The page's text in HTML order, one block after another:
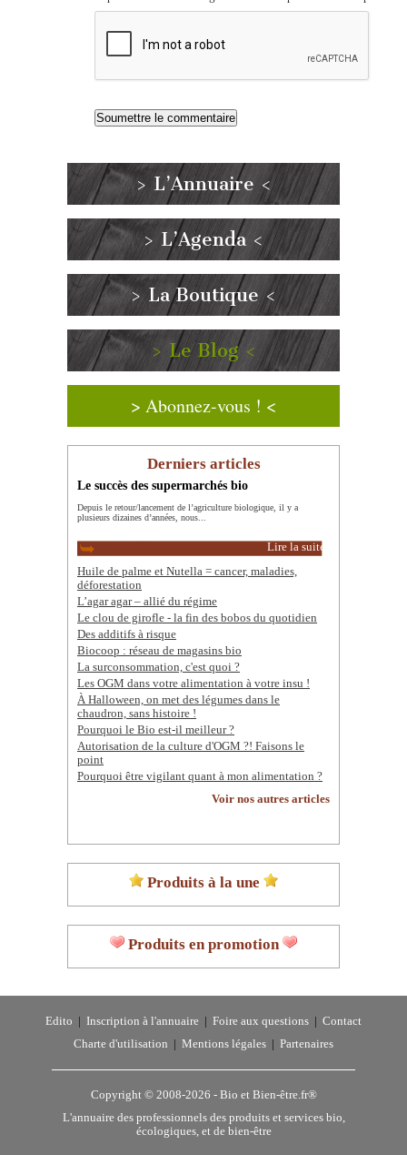
> L’Annuaire <
> L’Agenda <
> La Boutique <
> Le Blog <
> Abonnez-vous ! <
Derniers articles
Le succès des supermarchés bio
Depuis le retour/lancement de l’agriculture biologique, il y a
plusieurs dizaines d’années, nous...
Lire la suite
Huile de palme et Nutella = cancer, maladies,
déforestation
L’agar agar – allié du régime
Le clou de girofle - la fin des bobos du quotidien
Des additifs à risque
Biocoop : réseau de magasins bio
La surconsommation, c'est quoi ?
Les OGM dans votre alimentation à votre insu !
À Halloween, on met des légumes dans le
chaudron, sans histoire !
Pourquoi le Bio est-il meilleur ?
Autorisation de la culture d'OGM ?! Faisons le
point
Pourquoi être vigilant quant à mon alimentation ?
Voir nos autres articles
Produits à la une
Produits en promotion
Edito Inscription à l'annuaire Foire aux questions
Contact
Charte d'utilisation
Mentions légales Partenaires
Copyright © 2008-2026 - Bio et Bien-être.fr®
L'annuaire des professionnels des produits et services bio,
écologiques, et de bien-être